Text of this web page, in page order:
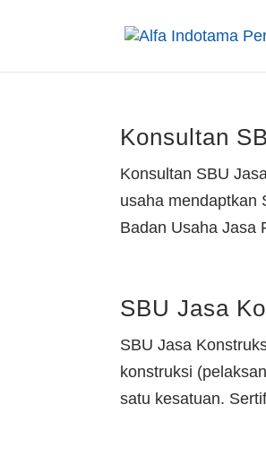
Konsultan
Konsultan SBU
usaha mendaptkan
Badan Usaha Jasa
SBU Jasa
SBU Jasa
konstruksi
satu kesatuan.